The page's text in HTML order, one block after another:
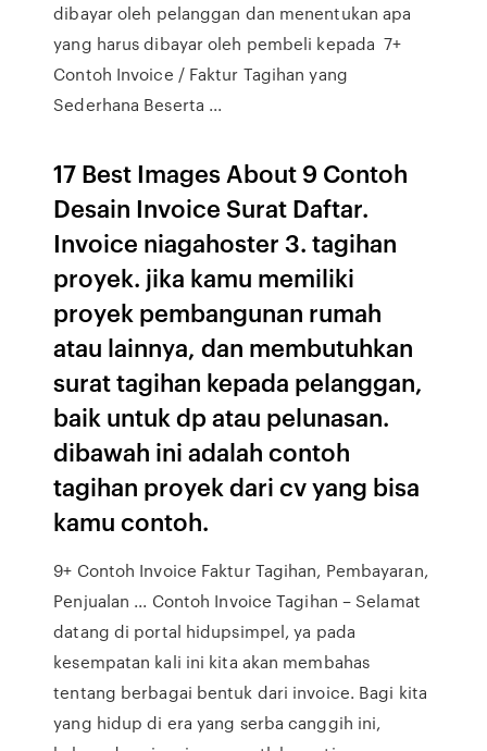
dibayar oleh pelanggan dan menentukan apa
yang harus dibayar oleh pembeli kepada 7+
Contoh Invoice / Faktur Tagihan yang
Sederhana Beserta ...
17 Best Images About 9 Contoh
Desain Invoice Surat Daftar.
Invoice niagahoster 3. tagihan
proyek. jika kamu memiliki
proyek pembangunan rumah
atau lainnya, dan membutuhkan
surat tagihan kepada pelanggan,
baik untuk dp atau pelunasan.
dibawah ini adalah contoh
tagihan proyek dari cv yang bisa
kamu contoh.
9+ Contoh Invoice Faktur Tagihan, Pembayaran,
Penjualan ... Contoh Invoice Tagihan – Selamat
datang di portal hidupsimpel, ya pada
kesempatan kali ini kita akan membahas
tentang berbagai bentuk dari invoice. Bagi kita
yang hidup di era yang serba canggih ini,